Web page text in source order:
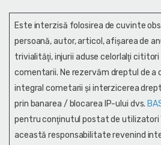
Este interzisă folosirea de cuvinte
persoană, autor, articol, afişarea de
trivialităţi, injurii aduse celorlalţi
comentarii. Ne rezervăm dreptul de a
integral cometarii și interzicerea
prin banarea / blocarea IP-ului dvs.
pentru conţinutul postat de utilizatori
această responsabilitate revenind